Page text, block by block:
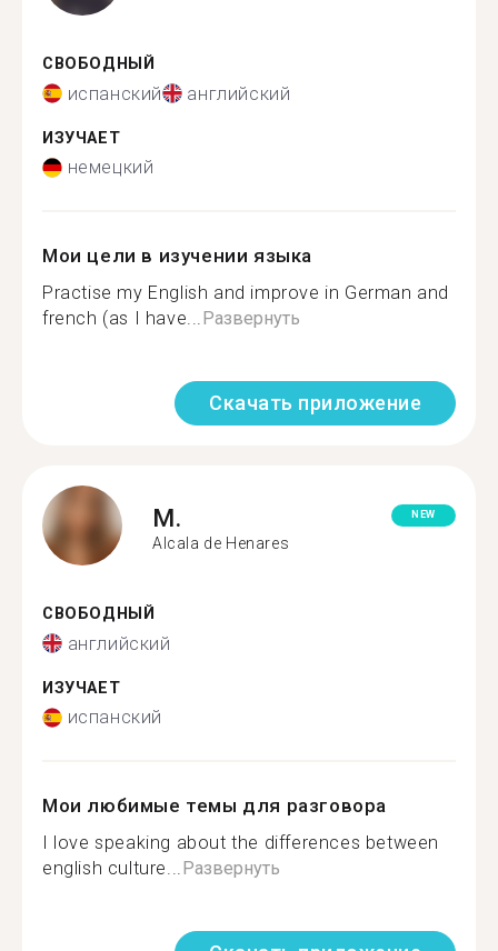
СВОБОДНЫЙ
испанский английский
ИЗУЧАЕТ
немецкий
Мои цели в изучении языка
Practise my English and improve in German and
french (as I have...Развернуть
Скачать приложение
M.
Alcala de Henares
NEW
СВОБОДНЫЙ
английский
ИЗУЧАЕТ
испанский
Мои любимые темы для разговора
I love speaking about the differences between
english culture...Развернуть